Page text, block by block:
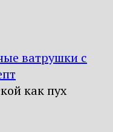
ватрушки с
как пух